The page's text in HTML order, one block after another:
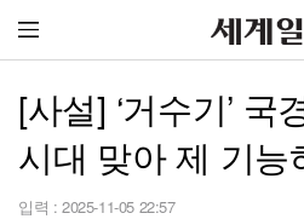
[사설] ‘거수기’
시대 맞아 제 기능
입력 : 2025-11-05 22:57